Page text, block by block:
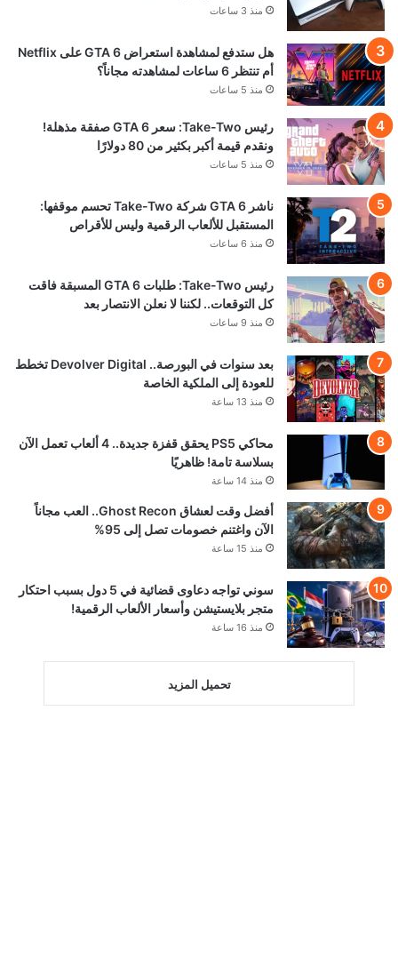
منذ 3 ساعات
هل ستدفع لمشاهدة استعراض GTA 6 على Netflix
أم تنتظر 6 ساعات لمشاهدته مجاناً؟
منذ 5 ساعات
رئيس Take-Two: سعر GTA 6 صفقة مذهلة!
ونقدم قيمة أكبر بكثير من 80 دولارًا
منذ 5 ساعات
ناشر GTA 6 شركة Take-Two تحسم موقفها:
المستقبل للألعاب الرقمية وليس للأقراص
منذ 6 ساعات
رئيس Take-Two: طلبات GTA 6 المسبقة فاقت
كل التوقعات.. لكننا لا نعلن الانتصار بعد
منذ 9 ساعات
بعد سنوات في البورصة.. Devolver Digital تخطط
للعودة إلى الملكية الخاصة
منذ 13 ساعة
محاكي PS5 يحقق قفزة جديدة.. 4 ألعاب تعمل الآن
بسلاسة تامة! ظاهريًا
منذ 14 ساعة
أفضل وقت لعشاق Ghost Recon.. العب مجاناً
الآن واغتنم خصومات تصل إلى 95%
منذ 15 ساعة
سوني تواجه دعاوى قضائية في 5 دول بسبب احتكار
متجر بلايستيشن وأسعار الألعاب الرقمية!
منذ 16 ساعة
تحميل المزيد